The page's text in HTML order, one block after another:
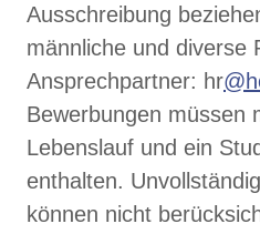
Ausschreibung
männliche und diverse
Ansprechpartner: hr
Bewerbungen müssen
Lebenslauf und ein
enthalten.
können nicht